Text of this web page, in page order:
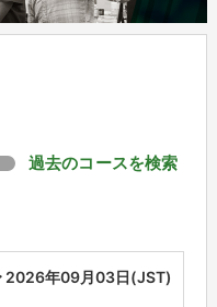
過去のコースを検索
2026年09月03日(JST)